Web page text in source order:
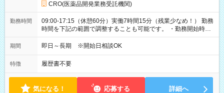
CRO(医薬品開発業務受託機関)
勤務時間
09:00-17:15（休憩60分）実働7時間15分（残業少なめ！） 勤務
時間を下記の範囲で調整することも可能です。 ・勤務開始時
間 09:00～10:00 ・勤務終了時間 16:00～17:15 ・実働
05:00～07:15
期間 即日～長期 ※開始日相談OK
特徴 履歴書不要
気になる！ 応募する 詳細へ